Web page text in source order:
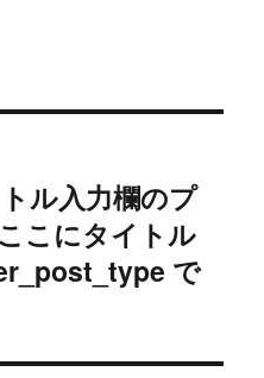
ル入力欄のプ
こにタイトル
で